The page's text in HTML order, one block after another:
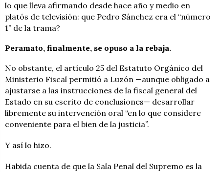
lo que lleva afirmando desde hace año y medio en
platós de televisión: que Pedro Sánchez era el “número
1” de la trama?
Peramato, finalmente, se opuso a la rebaja.
No obstante, el artículo 25 del Estatuto Orgánico del
Ministerio Fiscal permitió a Luzón —aunque obligado a
ajustarse a las instrucciones de la fiscal general del
Estado en su escrito de conclusiones— desarrollar
libremente su intervención oral “en lo que considere
conveniente para el bien de la justicia”.
Y así lo hizo.
Habida cuenta de que la Sala Penal del Supremo es la